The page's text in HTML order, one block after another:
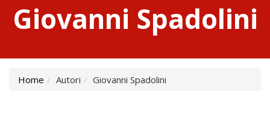
Giovanni Spadolini
Home Autori Giovanni Spadolini